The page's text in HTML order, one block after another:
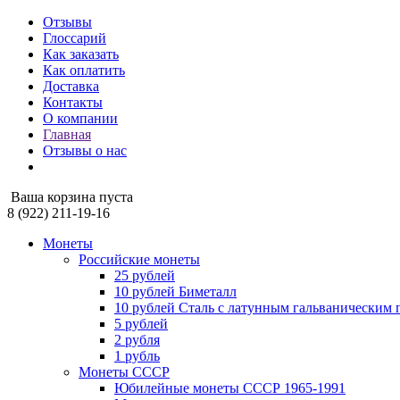
Отзывы
Глоссарий
Как заказать
Как оплатить
Доставка
Контакты
О компании
Главная
Отзывы о нас
Ваша корзина пуста
8 (922) 211-19-16
Монеты
Российские монеты
25 рублей
10 рублей Биметалл
10 рублей Сталь с латунным гальваническим
5 рублей
2 рубля
1 рубль
Монеты СССР
Юбилейные монеты СССР 1965-1991